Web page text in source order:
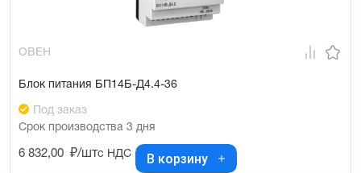
ОВЕН
Блок питания БП14Б-Д4.4-36
Под заказ
Срок производства 3 дня
6 832,00 ₽/штс НДС В корзину